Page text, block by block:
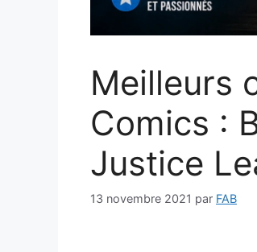
Meilleurs
Comics :
Justice
13 novembre 2021 par FAB